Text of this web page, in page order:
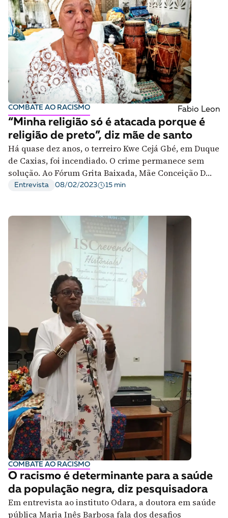
COMBATE AO RACISMO Fabio Leon
“Minha religião só é atacada porque é
religião de preto”, diz mãe de santo
Há quase dez anos, o terreiro Kwe Cejá Gbé, em Duque
de Caxias, foi incendiado. O crime permanece sem
solução. Ao Fórum Grita Baixada, Mãe Conceição D
´Lissá fala sobre o atentado
Entrevista 08/02/2023 15 min
COMBATE AO RACISMO
O racismo é determinante para a saúde
da população negra, diz pesquisadora
Em entrevista ao instituto Odara, a doutora em saúde
pública Maria Inês Barbosa fala dos desafios